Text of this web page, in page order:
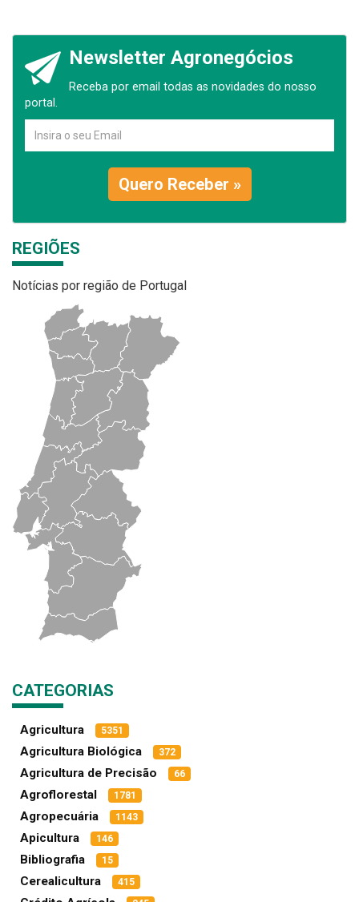
Newsletter Agronegócios
Receba por email todas as novidades do nosso
portal.
Quero Receber »
REGIÕES
Notícias por região de Portugal
CATEGORIAS
Agricultura 5351
Agricultura Biológica 372
Agricultura de Precisão 66
Agroflorestal 1781
Agropecuária 1143
Apicultura 146
Bibliografia 15
Cerealicultura 415